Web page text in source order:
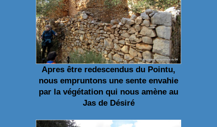
Apres être redescendus du Pointu,
nous empruntons une sente envahie
par la végétation qui nous amène au
Jas de Désiré